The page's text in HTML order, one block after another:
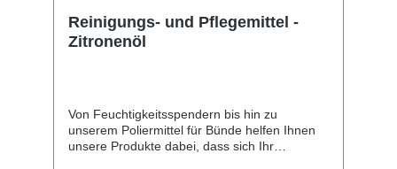
Reinigungs- und Pflegemittel -
Zitronenöl
Von Feuchtigkeitsspendern bis hin zu
unserem Poliermittel für Bünde helfen Ihnen
unsere Produkte dabei, dass sich Ihr